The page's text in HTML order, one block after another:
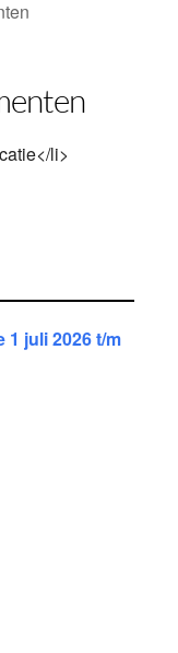
li>
1 juli 2026 t/m